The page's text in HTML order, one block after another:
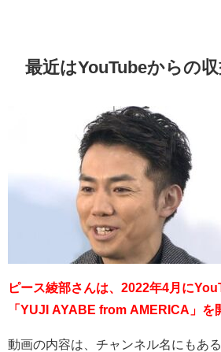
最近はYouTubeからの収
ピース綾部さんは、2022年4月に
「YUJI AYABE from AMERICA」を
動画の内容は、チャンネル名にもあ